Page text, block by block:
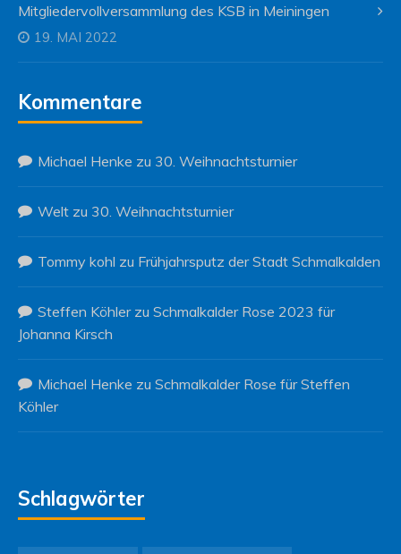
Mitgliedervollversammlung des KSB in Meiningen
19. MAI 2022
Kommentare
Michael Henke zu 30. Weihnachtsturnier
Welt zu 30. Weihnachtsturnier
Tommy kohl zu Frühjahrsputz der Stadt Schmalkalden
Steffen Köhlerzu Schmalkalder Rose 2023 für
Johanna Kirsch
Michael Henke zu Schmalkalder Rose für Steffen
Köhler
Schlagwörter